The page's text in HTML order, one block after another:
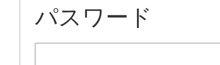
パスワード